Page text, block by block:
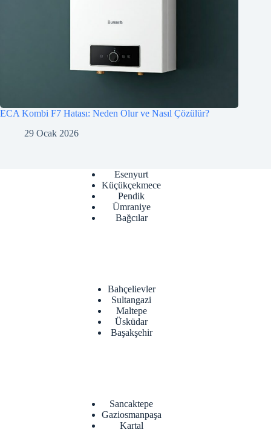
ECA Kombi F7 Hatası: Neden Olur ve Nasıl Çözülür?
29 Ocak 2026
Esenyurt
Küçükçekmece
Pendik
Ümraniye
Bağcılar
Bahçelievler
Sultangazi
Maltepe
Üsküdar
Başakşehir
Sancaktepe
Gaziosmanpaşa
Kartal